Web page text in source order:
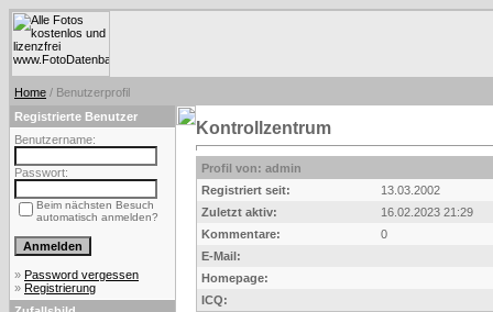
Home / Benutzerprofil
Registrierte Benutzer
Benutzername:
Passwort:
Beim nächsten Besuch
automatisch anmelden?
» Password vergessen
» Registrierung
Kontrollzentrum
Profil von: admin
Registriert seit:
13.03.2002
Zuletzt aktiv:
16.02.2023 21:29
Kommentare:
0
E-Mail:
Homepage:
ICQ: